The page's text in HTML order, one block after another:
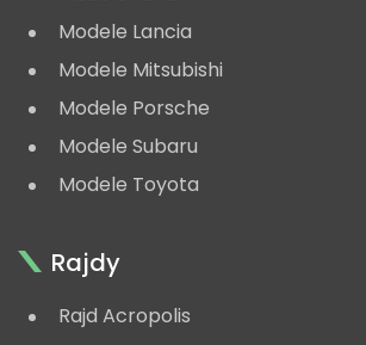
Modele Lancia
Modele Mitsubishi
Modele Porsche
Modele Subaru
Modele Toyota
Rajdy
Rajd Acropolis